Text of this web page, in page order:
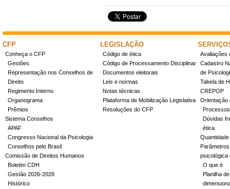
CFP
Conheça o CFP
Gestões
Representação nos Conselhos de
Direito
Regimento Interno
Organograma
Prêmios
Sistema Conselhos
APAF
Congresso Nacional da Psicologia
Conselhos pelo Brasil
Comissão de Direitos Humanos
Boletim CDH
Gestão 2026-2028
Histórico
LEGISLAÇÃO
Código de ética
Código de Processamento Disciplinar
Documentos eleitorais
Leis e normas
Notas técnicas
Plataforma de Mobilização Legislativa
Resoluções do CFP
Avaliações
Cadastro
de
Tabela de
CREPOP
Orientação
Dúvidas
ética
psicológica
O que é
Planilha